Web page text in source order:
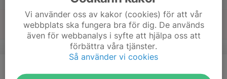
v.21
18:00
Träning
Gammelstads IP Konstgräsplanen
Vi använder oss av kakor (cookies) för att vår
webbplats ska fungera bra för dig. De används
även för webbanalys i syfte att hjälpa oss att
förbättra våra tjänster.
Så använder vi cookies